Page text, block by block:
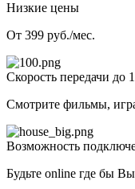
Низкие цены
От 399 руб./мес.
Скорость передачи до
Смотрите фильмы,
Возможность
Будьте online где бы